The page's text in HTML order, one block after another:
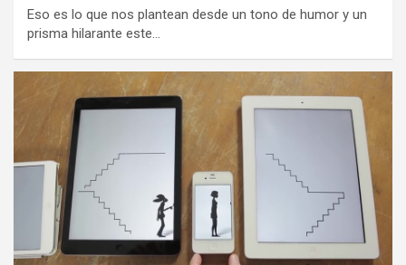
Eso es lo que nos plantean desde un tono de humor y un
prisma hilarante este…